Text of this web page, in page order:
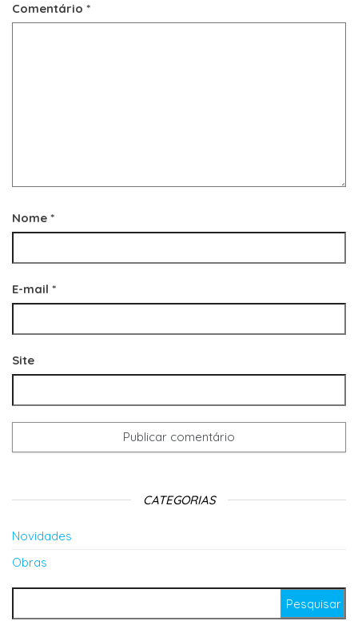
Comentário *
Nome *
E-mail *
Site
CATEGORIAS
Novidades
Obras